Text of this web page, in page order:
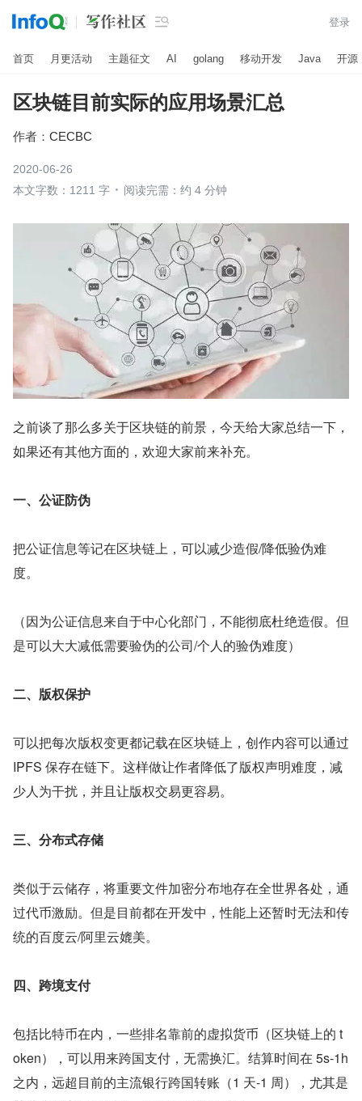
 登录
首页 月更活动 主题征文 AI golang 移动开发 Java 开源
区块链目前实际的应用场景汇总
作者： CECBC
2020-06-26
本文字数：1211 字
阅读完需：约 4 分钟
之前谈了那么多关于区块链的前景，今天给大家总结一下，
如果还有其他方面的，欢迎大家前来补充。
一、公证防伪
把公证信息等记在区块链上，可以减少造假/降低验伪难
度。
（因为公证信息来自于中心化部门，不能彻底杜绝造假。但
是可以大大减低需要验伪的公司/个人的验伪难度）
二、版权保护
可以把每次版权变更都记载在区块链上，创作内容可以通过
IPFS 保存在链下。这样做让作者降低了版权声明难度，减
少人为干扰，并且让版权交易更容易。
三、分布式存储
类似于云储存，将重要文件加密分布地存在全世界各处，通
过代币激励。但是目前都在开发中，性能上还暂时无法和传
统的百度云/阿里云媲美。
四、跨境支付
包括比特币在内，一些排名靠前的虚拟货币（区块链上的 t
oken），可以用来跨国支付，无需换汇。结算时间在 5s-1h
之内，远超目前的主流银行跨国转账（1 天-1 周），尤其是